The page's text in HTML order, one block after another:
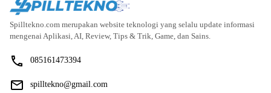
Spilltekno.com merupakan website teknologi yang selalu update informasi
mengenai Aplikasi, AI, Review, Tips & Trik, Game, dan Sains.
085161473394
spilltekno@gmail.com